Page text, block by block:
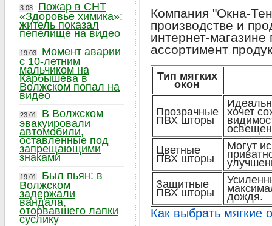
Компания "Окна-
производстве и
интернет-
ассортимент
Тип мягких
окон
Прозрачные
ПВХ шторы
хочет
Цветные
ПВХ шторы
Могут
Защитные
ПВХ шторы дождя.
Как выбрать мягкие
3.08
Пожар в СНТ
«Здоровье химика»:
житель показал
пепелище на видео
19.03
Момент аварии
с 10-летним
мальчиком на
Карбышева в
Волжском попал на
видео
23.01
В Волжском
эвакуировали
автомобили,
оставленные под
запрещающими
знаками
19.01
Был пьян: в
Волжском
задержали
вандала,
оторвавшего лапки
суслику